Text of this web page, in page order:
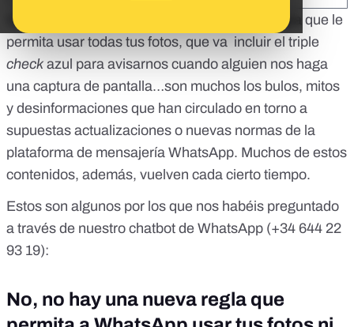
Que WhatsApp va a incorporar una nueva regla que le
permita usar todas tus fotos, que va incluir el triple
checkazul para avisarnos cuando alguien nos haga
una captura de pantalla…son muchos los bulos, mitos
y desinformaciones que han circulado en torno a
supuestas actualizaciones o nuevas normas de la
plataforma de mensajería WhatsApp. Muchos de estos
contenidos, además, vuelven cada cierto tiempo.
Estos son algunos por los que nos habéis preguntado
a través de nuestro chatbot de WhatsApp (+34 644 22
93 19):
No, no hay una nueva regla que